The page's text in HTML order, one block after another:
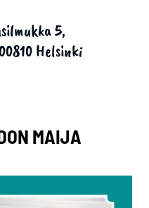
5,
Helsinki
MAIJA